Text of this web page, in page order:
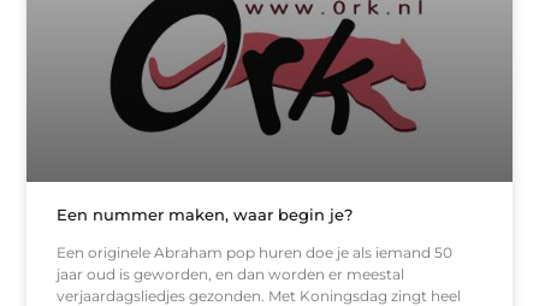
Een nummer maken, waar begin je?
Een originele Abraham pop huren doe je als iemand 50
jaar oud is geworden, en dan worden er meestal
verjaardagsliedjes gezonden. Met Koningsdag zingt heel